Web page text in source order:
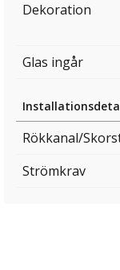
Dekoration
Glas ingår
Rökkanal/
Strömkrav